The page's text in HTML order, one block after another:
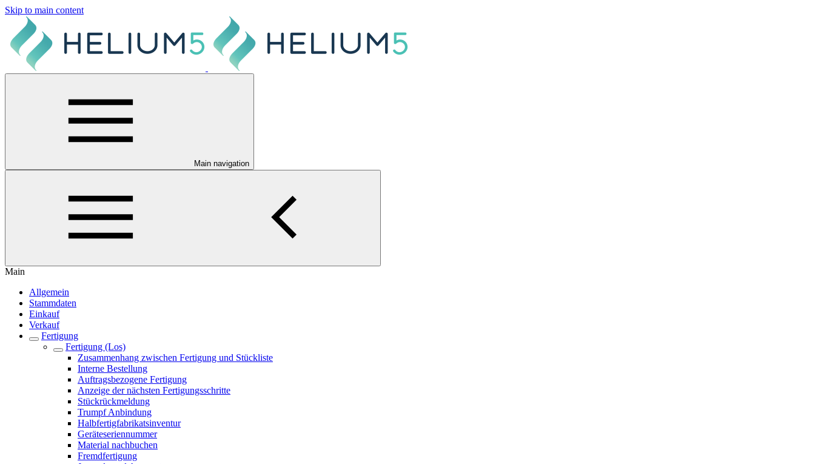
Skip to main content
Main navigation
Main
Allgemein
Stammdaten
Einkauf
Verkauf
Fertigung
Fertigung (Los)
Zusammenhang zwischen Fertigung und Stückliste
Interne Bestellung
Auftragsbezogene Fertigung
Anzeige der nächsten Fertigungsschritte
Stückrückmeldung
Trumpf Anbindung
Halbfertigfabrikatsinventur
Geräteseriennummer
Material nachbuchen
Fremdfertigung